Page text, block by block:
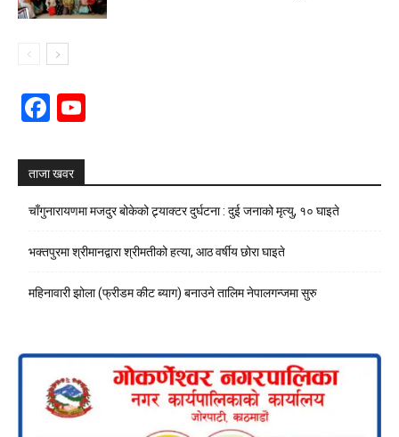
Facebook
ताजा खवर
चाँगुनारायणमा मजदुर बोकेको ट्र्याक्टर दुर्घटना : दुई जनाको मृत्यु, १० घाइते
भक्तपुरमा श्रीमानद्वारा श्रीमतीको हत्या, आठ वर्षीय छोरा घाइते
महिनावारी झोला (फ्रीडम कीट ब्याग) बनाउने तालिम नेपालगन्जमा सुरु